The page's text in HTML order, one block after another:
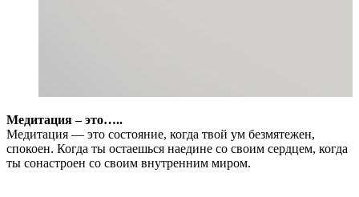
Медитация – это…..
Медитация — это состояние, когда твой ум безмятежен,
спокоен. Когда ты остаешься наедине со своим сердцем, когда
ты сонастроен со своим внутренним миром.